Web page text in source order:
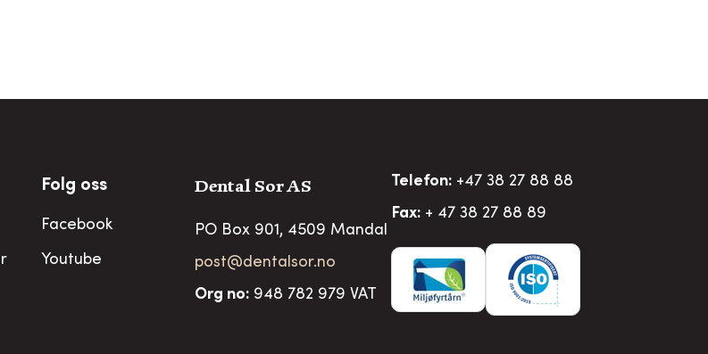
Folg oss
Facebook
Youtube
Dental Sor AS
PO Box 901, 4509 Mandal
post@dentalsor.no
Org no:948 782 979 VAT
Telefon: +47 38 27 88 88
Fax: + 47 38 27 88 89